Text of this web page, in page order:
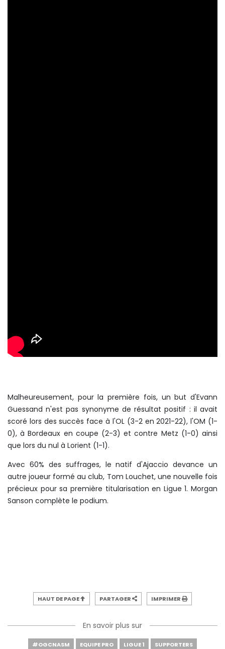
Malheureusement, pour la première fois, un but d'Evann
Guessand n'est pas synonyme de résultat positif : il avait
scoré lors des succès face à l'OL (3-2 en 2021-22), l'OM (1-
0), à Bordeaux en coupe (2-3) et contre Metz (1-0) ainsi
que lors du nul à Lorient (1-1).
Avec 60% des suffrages, le natif d'Ajaccio devance un
autre joueur formé au club, Tom Louchet, une nouvelle fois
précieux pour sa première titularisation en Ligue 1. Morgan
Sanson complète le podium.
HAUT DE PAGE PARTAGER IMPRIMER
En savoir plus sur
#OGCNASM EQUIPE PRO LIGUE 1 SUPPORTERS